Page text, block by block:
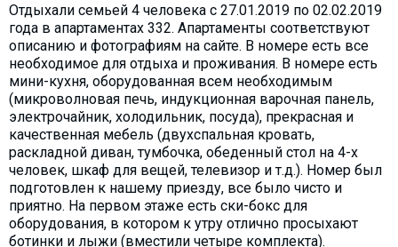
Отдыхали семьей 4 человека с 27.01.2019 по 02.02.2019
года в апартаментах 332. Апартаменты соответствуют
описанию и фотографиям на сайте. В номере есть все
необходимое для отдыха и проживания. В номере есть
мини-кухня, оборудованная всем необходимым
(микроволновая печь, индукционная варочная панель,
электрочайник, холодильник, посуда), прекрасная и
качественная мебель (двухспальная кровать,
раскладной диван, тумбочка, обеденный стол на 4-х
человек, шкаф для вещей, телевизор и т.д.). Номер был
подготовлен к нашему приезду, все было чисто и
приятно. На первом этаже есть ски-бокс для
оборудования, в котором к утру отлично просыхают
ботинки и лыжи (вместили четыре комплекта).